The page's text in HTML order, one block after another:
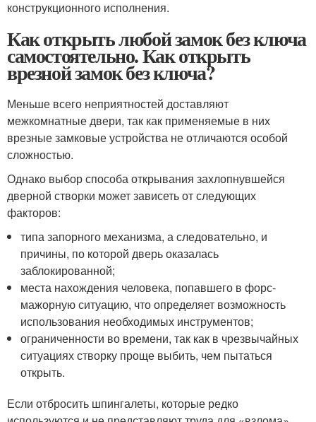
конструкционного исполнения.
Как открыть любой замок без ключа
самостоятельно. Как открыть
врезной замок без ключа?
Меньше всего неприятностей доставляют
межкомнатные двери, так как применяемые в них
врезные замковые устройства не отличаются особой
сложностью.
Однако выбор способа открывания захлопнувшейся
дверной створки может зависеть от следующих
факторов:
типа запорного механизма, а следовательно, и
причины, по которой дверь оказалась
заблокированной;
места нахождения человека, попавшего в форс-
мажорную ситуацию, что определяет возможность
использования необходимых инструментов;
ограниченности во времени, так как в чрезвычайных
ситуациях створку проще выбить, чем пытаться
открыть.
Если отбросить шпингалеты, которые редко